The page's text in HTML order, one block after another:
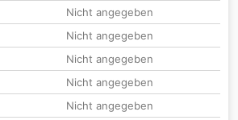
Nicht angegeben
Nicht angegeben
Nicht angegeben
Nicht angegeben
Nicht angegeben